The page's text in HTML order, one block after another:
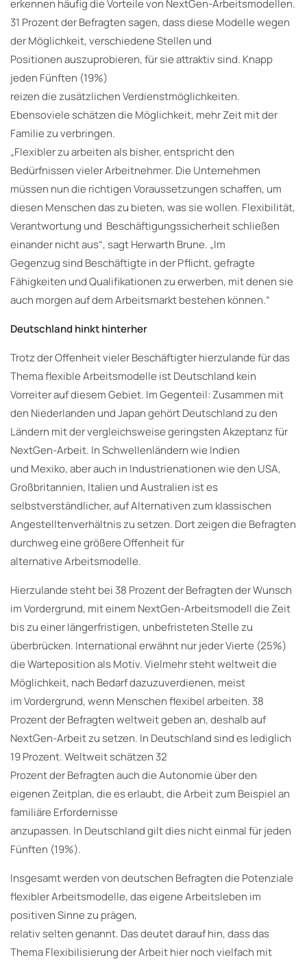
erkennen häufig die Vorteile von NextGen-Arbeitsmodellen.
31 Prozent der Befragten sagen, dass diese Modelle wegen
der Möglichkeit, verschiedene Stellen und
Positionen auszuprobieren, für sie attraktiv sind. Knapp
jeden Fünften (19%)
reizen die zusätzlichen Verdienstmöglichkeiten.
Ebensoviele schätzen die Möglichkeit, mehr Zeit mit der
Familie zu verbringen.
„Flexibler zu arbeiten als bisher, entspricht den
Bedürfnissen vieler Arbeitnehmer. Die Unternehmen
müssen nun die richtigen Voraussetzungen schaffen, um
diesen Menschen das zu bieten, was sie wollen. Flexibilität,
Verantwortung und Beschäftigungssicherheit schließen
einander nicht aus“, sagt Herwarth Brune. „Im
Gegenzug sind Beschäftigte in der Pflicht, gefragte
Fähigkeiten und Qualifikationen zu erwerben, mit denen sie
auch morgen auf dem Arbeitsmarkt bestehen können.“
Deutschland hinkt hinterher
Trotz der Offenheit vieler Beschäftigter hierzulande für das
Thema flexible Arbeitsmodelle ist Deutschland kein
Vorreiter auf diesem Gebiet. Im Gegenteil: Zusammen mit
den Niederlanden und Japan gehört Deutschland zu den
Ländern mit der vergleichsweise geringsten Akzeptanz für
NextGen-Arbeit. In Schwellenländern wie Indien
und Mexiko, aber auch in Industrienationen wie den USA,
Großbritannien, Italien und Australien ist es
selbstverständlicher, auf Alternativen zum klassischen
Angestelltenverhältnis zu setzen. Dort zeigen die Befragten
durchweg eine größere Offenheit für
alternative Arbeitsmodelle.
Hierzulande steht bei 38 Prozent der Befragten der Wunsch
im Vordergrund, mit einem NextGen-Arbeitsmodell die Zeit
bis zu einer längerfristigen, unbefristeten Stelle zu
überbrücken. International erwähnt nur jeder Vierte (25%)
die Warteposition als Motiv. Vielmehr steht weltweit die
Möglichkeit, nach Bedarf dazuzuverdienen, meist
im Vordergrund, wenn Menschen flexibel arbeiten. 38
Prozent der Befragten weltweit geben an, deshalb auf
NextGen-Arbeit zu setzen. In Deutschland sind es lediglich
19 Prozent. Weltweit schätzen 32
Prozent der Befragten auch die Autonomie über den
eigenen Zeitplan, die es erlaubt, die Arbeit zum Beispiel an
familiäre Erfordernisse
anzupassen. In Deutschland gilt dies nicht einmal für jeden
Fünften (19%).
Insgesamt werden von deutschen Befragten die Potenziale
flexibler Arbeitsmodelle, das eigene Arbeitsleben im
positiven Sinne zu prägen,
relativ selten genannt. Das deutet darauf hin, dass das
Thema Flexibilisierung der Arbeit hier noch vielfach mit